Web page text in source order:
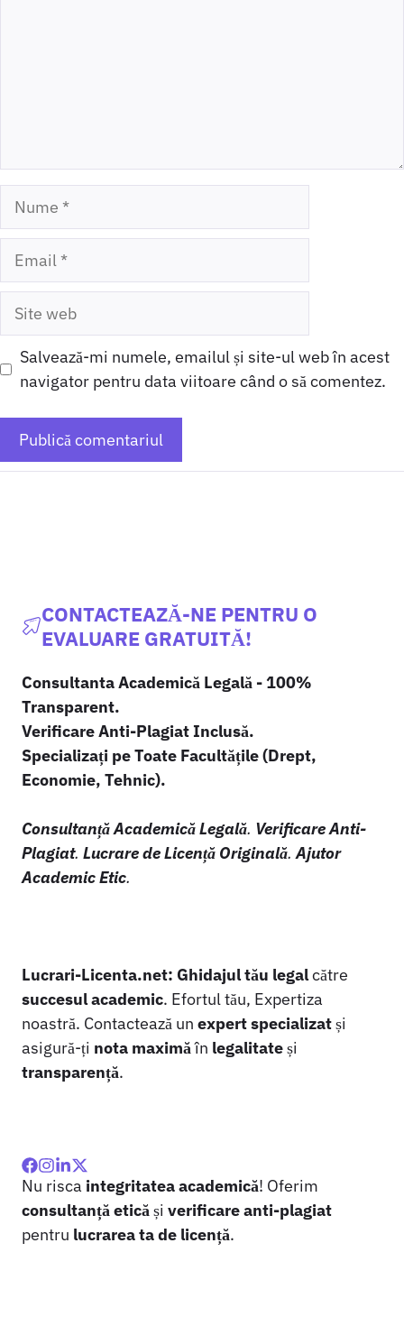
Nume
Email
Site
Salvează-mi numele, emailul și site-ul web în acest
navigator pentru data viitoare când o să comentez.
CONTACTEAZĂ-NE PENTRU O
EVALUARE GRATUITĂ!
Consultanta Academică Legală - 100%
Transparent.
Verificare Anti-Plagiat Inclusă.
Specializați pe Toate Facultățile (Drept,
Economie, Tehnic).
Consultanță Academică Legală. Verificare Anti-
Plagiat. Lucrare de Licență Originală.Ajutor
Academic Etic.
Lucrari-Licenta.net: Ghidajul tău legalcătre
succesul academic. Efortul tău, Expertiza
noastră. Contactează un expert specializatși
asigură-ți nota maximăîn legalitateși
transparență.
Nu risca integritatea academică! Oferim
consultanță eticăși verificare anti-plagiat
pentru lucrarea ta de licență.